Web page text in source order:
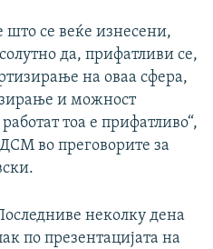
што се веќе изнесени,
да, прифатливи се,
на оваа сфера,
и можност
тоа е прифатливо“,
во преговорите за
неколку дена
по презентацијата на